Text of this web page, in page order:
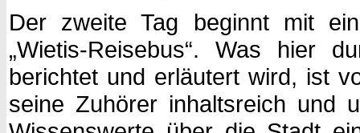
Der zweite Tag beginnt mit
„Wietis-Reisebus“. Was hier
berichtet und erläutert wird, ist
seine Zuhörer inhaltsreich und